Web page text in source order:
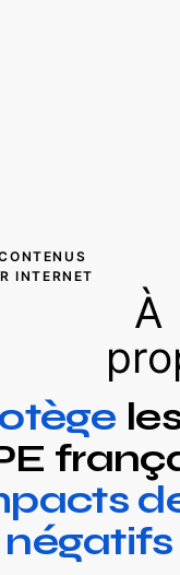
INTERNET
À
négatifs